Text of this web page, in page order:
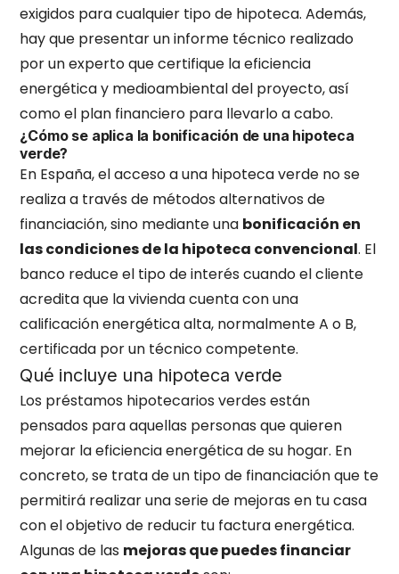
exigidos para cualquier tipo de hipoteca. Además,
hay que presentar un informe técnico realizado
por un experto que certifique la eficiencia
energética y medioambiental del proyecto, así
como el plan financiero para llevarlo a cabo.
¿Cómo se aplica la bonificación de una hipoteca
verde?
En España, el acceso a una hipoteca verde no se
realiza a través de métodos alternativos de
financiación, sino mediante una bonificación en
las condiciones de la hipoteca convencional. El
banco reduce el tipo de interés cuando el cliente
acredita que la vivienda cuenta con una
calificación energética alta, normalmente A o B,
certificada por un técnico competente.
Qué incluye una hipoteca verde
Los préstamos hipotecarios verdes están
pensados para aquellas personas que quieren
mejorar la eficiencia energética de su hogar. En
concreto, se trata de un tipo de financiación que te
permitirá realizar una serie de mejoras en tu casa
con el objetivo de reducir tu factura energética.
Algunas de las mejoras que puedes financiar